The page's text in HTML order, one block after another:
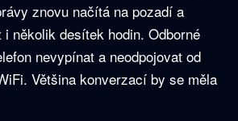
znovu načítá na pozadí a
několik desítek hodin. Odborné
nevypínat a neodpojovat od
Většina konverzací by se měla